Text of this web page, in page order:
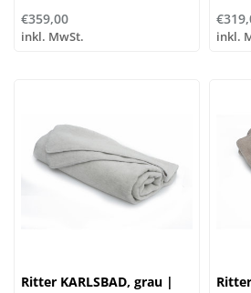
Schurwolle |
...verschiedene Größen
€359,00
inkl. MwSt. inkl.
Ritter KARLSBAD, grau |